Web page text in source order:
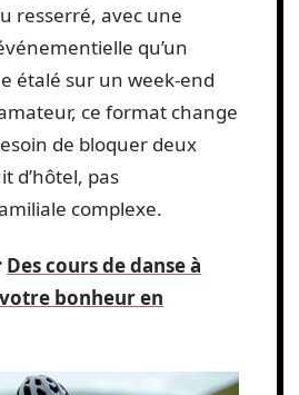
resserré, avec une
qu’un
étalé sur un week-end
ce format change
de bloquer deux
d’hôtel, pas
complexe.
Des cours de danse à
bonheur en